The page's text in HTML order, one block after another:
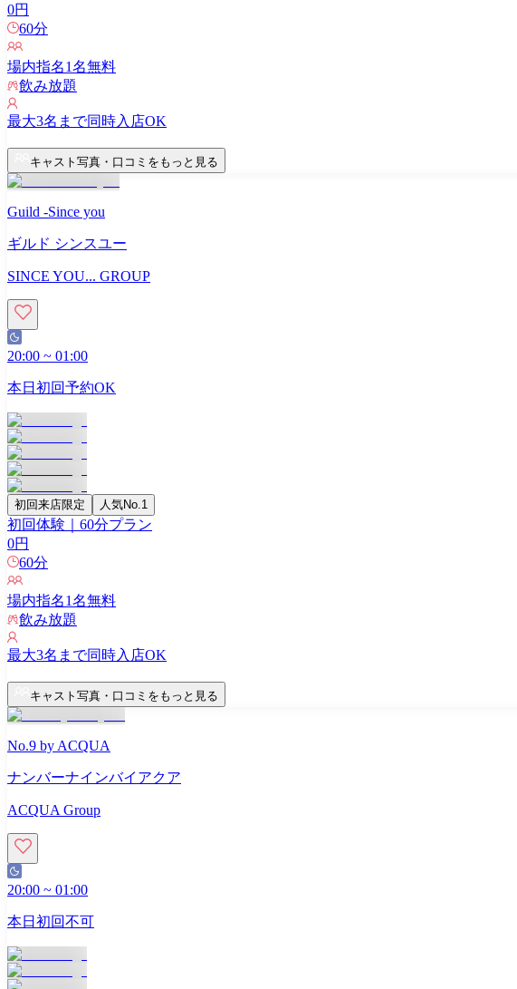
0円
60分
場内指名1名無料
飲み放題
最大3名まで同時入店OK
キャスト写真・口コミをもっと見る
Guild -Since you
ギルド シンスユー
SINCE YOU... GROUP
20:00 ~ 01:00
本日初回予約OK
初回来店限定 人気No.1
初回体験｜60分プラン
0円
60分
場内指名1名無料
飲み放題
最大3名まで同時入店OK
キャスト写真・口コミをもっと見る
No.9 by ACQUA
ナンバーナインバイアクア
ACQUA Group
20:00 ~ 01:00
本日初回不可